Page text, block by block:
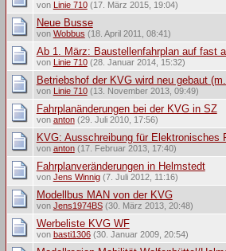
von Linie 710(17. März 2015, 19:04)
Neue Busse
von Wobbus (18. April 2011, 08:41)
Ab 1. März: Baustellenfahrplan auf fast
von Linie 710(28. Januar 2014, 15:32)
Betriebshof der KVG wird neu gebaut
von Linie 710(13. November 2013, 09:49)
Fahrplanänderungen bei der KVG in SZ
von anton(29. Juli 2010, 17:56)
KVG: Ausschreibung für Elektronisches
von anton(17. Februar 2013, 17:40)
Fahrplanveränderungen in Helmstedt
von Jens Winnig(7. Juli 2012, 11:16)
Modellbus MAN von der KVG
von Jens1974BS(30. März 2013, 20:48)
Werbeliste KVG WF
von basti1306(30. Januar 2009, 20:54)